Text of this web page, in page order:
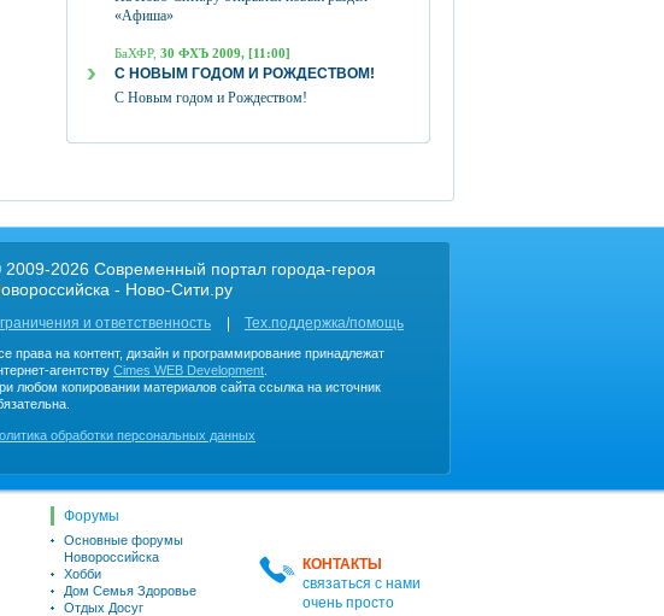
«Афиша»
БаХФР, 30 ФХЪ 2009, [11:00]
С НОВЫМ ГОДОМ И РОЖДЕСТВОМ!
С Новым годом и Рождеством!
2009-2026 Современный портал города-героя
- Ново-Сити.ру
и ответственность Тех.поддержка/помощь
права на контент, дизайн и программирование принадлежат
агентству Cimes WEB Development
любом копировании материалов сайта ссылка на источник
обработки персональных данных
КОНТАКТЫ
связаться с нами
очень просто
Форумы
Основные форумы
Новороссийска
Хобби
Дом Семья Здоровье
Отдых Досуг